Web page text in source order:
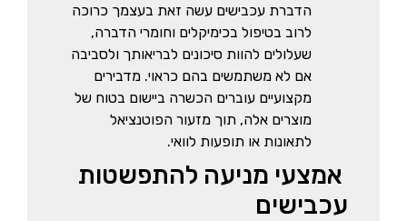
הדברת עכבישים עשה זאת בעצמך כרוכה
לרוב בטיפול בכימיקלים וחומרי הדברה,
שעלולים להוות סיכונים לבריאותך ולסביבה
אם לא משתמשים בהם כראוי. מדבירים
מקצועיים עוברים הכשרה ביישום בטוח של
מוצרים אלה, תוך מזעור הפוטנציאל
לתאונות או תופעות לוואי.
אמצעי מניעה להתפשטות
עכבישים